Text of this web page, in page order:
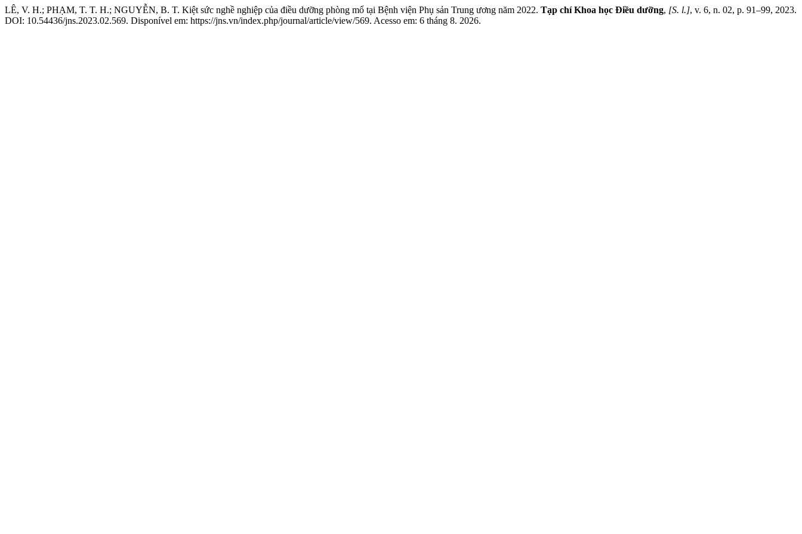
LÊ, V. H.; PHẠM, T. T. H.; NGUYỄN, B. T. Kiệt sức nghề nghiệp của điều dưỡng phòng mổ tại Bệnh viện Phụ sản Trung ương năm 2022. Tạp chí Khoa học Điều dưỡng, [S. l.], v. 6, n. 02, p. 91–99, 2023.
DOI: 10.54436/jns.2023.02.569. Disponível em: https://jns.vn/index.php/journal/article/view/569. Acesso em: 6 tháng 8. 2026.